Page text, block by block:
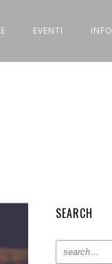
EVENTI INFO
SEARCH